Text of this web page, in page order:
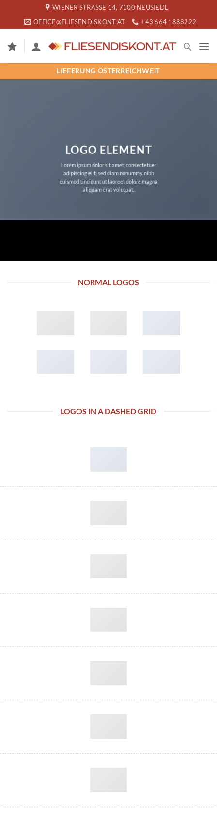
springen
WIENER STRASSE 14, 7100 NEUSIEDL
OFFICE@FLIESENDISKONT.AT
+43 664 1888222
LIEFERUNG ÖSTERREICHWEIT
LOGO ELEMENT
Lorem ipsum dolor sit amet, consectetuer
adipiscing elit, sed diam nonummy nibh
euismod tincidunt ut laoreet dolore magna
aliquam erat volutpat.
NORMAL LOGOS
LOGOS IN A DASHED GRID